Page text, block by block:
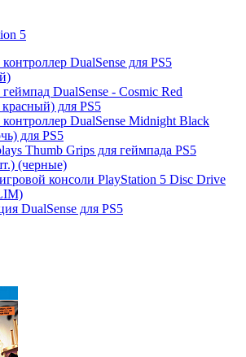
5
DualSense для PS5
DualSense - Cosmic Red
для PS5
DualSense Midnight Black
для PS5
Thumb Grips для геймпада PS5
(черные)
консоли PlayStation 5 Disc Drive
DualSense для PS5